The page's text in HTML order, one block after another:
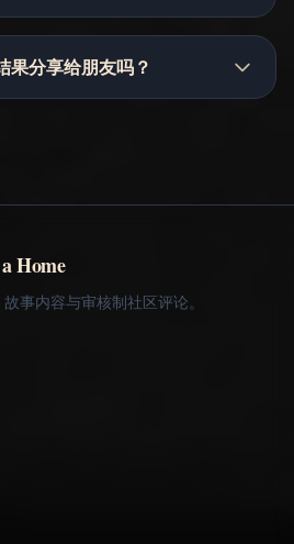
果分享给朋友吗？
Home
事内容与审核制社区评论。